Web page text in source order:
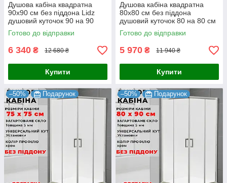
Душова кабіна квадратна
90x90 см без піддона Lidz
душовий куточок 90 на 90
тоноване скло
Готово до відправки
6 340 ₴ 12 680 ₴
Купити
Душова кабіна квадратна
80x80 см без піддона
душовий куточок 80 на 80 см
скло тоноване
Готово до відправки
5 970 ₴ 11 940 ₴
Купити
–50% Подарунок –50% Подарунок